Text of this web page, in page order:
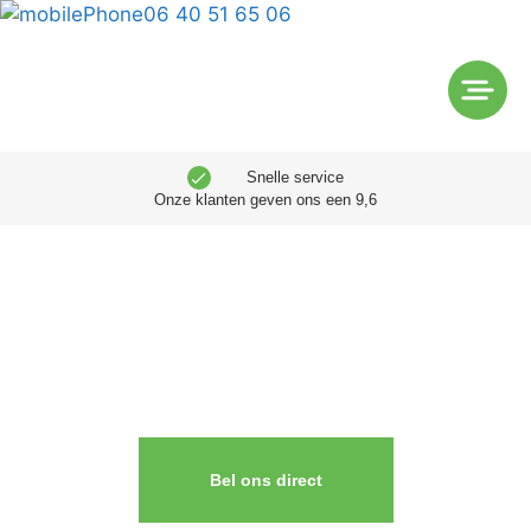
06 40 51 65 06
Snelle service
Onze klanten geven ons een 9,6
Bel ons direct